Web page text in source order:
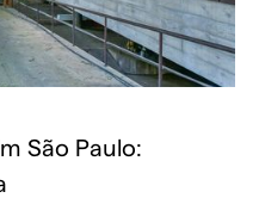
São Paulo: